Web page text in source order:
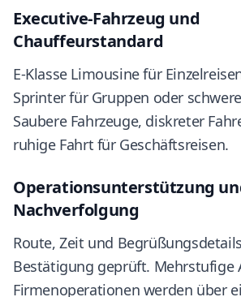
Executive-Fahrzeug und
Chauffeurstandard
E-Klasse Limousine für
Sprinter für Gruppen oder
Saubere Fahrzeuge, diskreter
ruhige Fahrt für Geschäftsreisen.
Operationsunterstützung
Nachverfolgung
Route, Zeit und
Bestätigung geprüft. Mehrstufige
Firmenoperationen werden über